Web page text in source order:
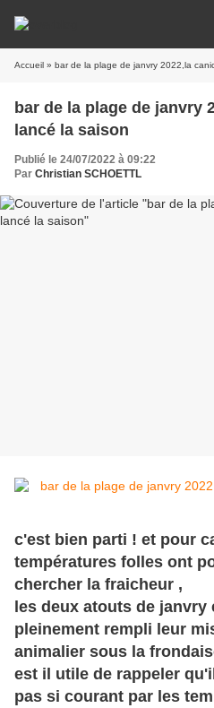
Accueil » bar de la plage de janvry 2022,la
bar de la plage de janvry
lancé la saison
Publié le 24/07/2022 à 09:22
Par Christian SCHOETTL
c'est bien parti ! et pour
températures folles ont
chercher la fraicheur ,
les deux atouts de
pleinement rempli leur
animalier sous la
est il utile de rappeler
pas si courant par les